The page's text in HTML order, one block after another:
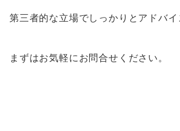
第三者的な立場でしっかりとアドバイ
まずはお気軽にお問合せください。